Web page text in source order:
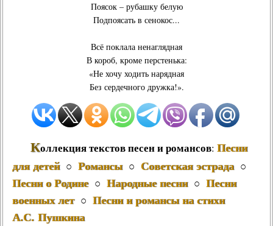
Поясок – рубашку белую
Подпоясать в сенокос...
Всё поклала ненаглядная
В короб, кроме перстенька:
«Не хочу ходить нарядная
Без сердечного дружка!».
Коллекция текстов песен и романсов: Песни
для детей○ Романсы○ Советская эстрада○
Песни о Родине○ Народные песни○ Песни
военных лет○ Песни и романсы на стихи
А.С. Пушкина